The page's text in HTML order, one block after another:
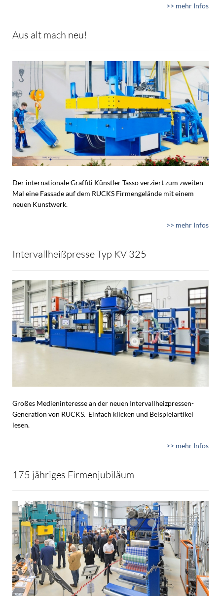
>> mehr Infos
Aus alt mach neu!
Der internationale Graffiti Künstler Tasso verziert zum zweiten
Mal eine Fassade auf dem RUCKS Firmengelände mit einem
neuen Kunstwerk.
>> mehr Infos
Intervallheißpresse Typ KV 325
Großes Medieninteresse an der neuen Intervallheizpressen-
Generation von RUCKS. Einfach klicken und Beispielartikel
lesen.
>> mehr Infos
175 jähriges Firmenjubiläum